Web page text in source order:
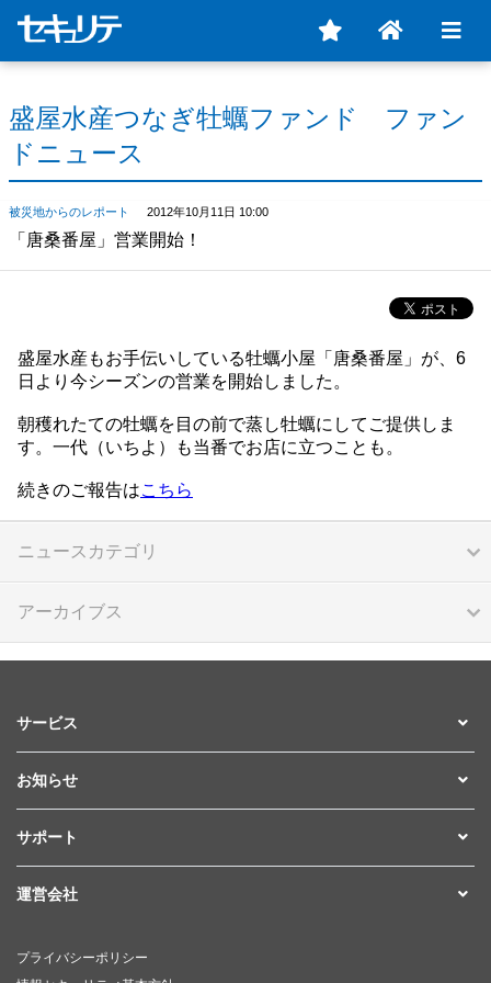
盛屋水産つなぎ牡蠣ファンド ファン
ドニュース
被災地からのレポート 2012年10月11日 10:00
「唐桑番屋」営業開始！
盛屋水産もお手伝いしている牡蠣小屋「唐桑番屋」が、6
日より今シーズンの営業を開始しました。
朝穫れたての牡蠣を目の前で蒸し牡蠣にしてご提供しま
す。一代（いちよ）も当番でお店に立つことも。
続きのご報告はこちら
ニュースカテゴリ
アーカイブス
サービス
お知らせ
サポート
運営会社
プライバシーポリシー